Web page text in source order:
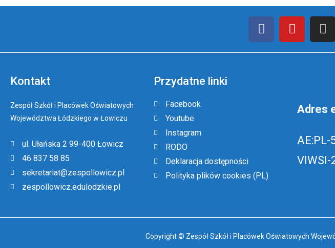
Kontakt
Zespół Szkół i Placówek Oświatowych
Województwa Łódzkiego w Łowiczu
ul. Ułańska 2 99-400 Łowicz
46 837 58 85
sekretariat@zespollowicz.pl
zespollowicz.edulodzkie.pl
Przydatne linki
Facebook
Youtube
Instagram
RODO
Deklaracja dostępności
Polityka plików cookies (PL)
Adres
AE:PL-
VIWSI-
Copyright © Zespół Szkół i Placówek Oświatowych